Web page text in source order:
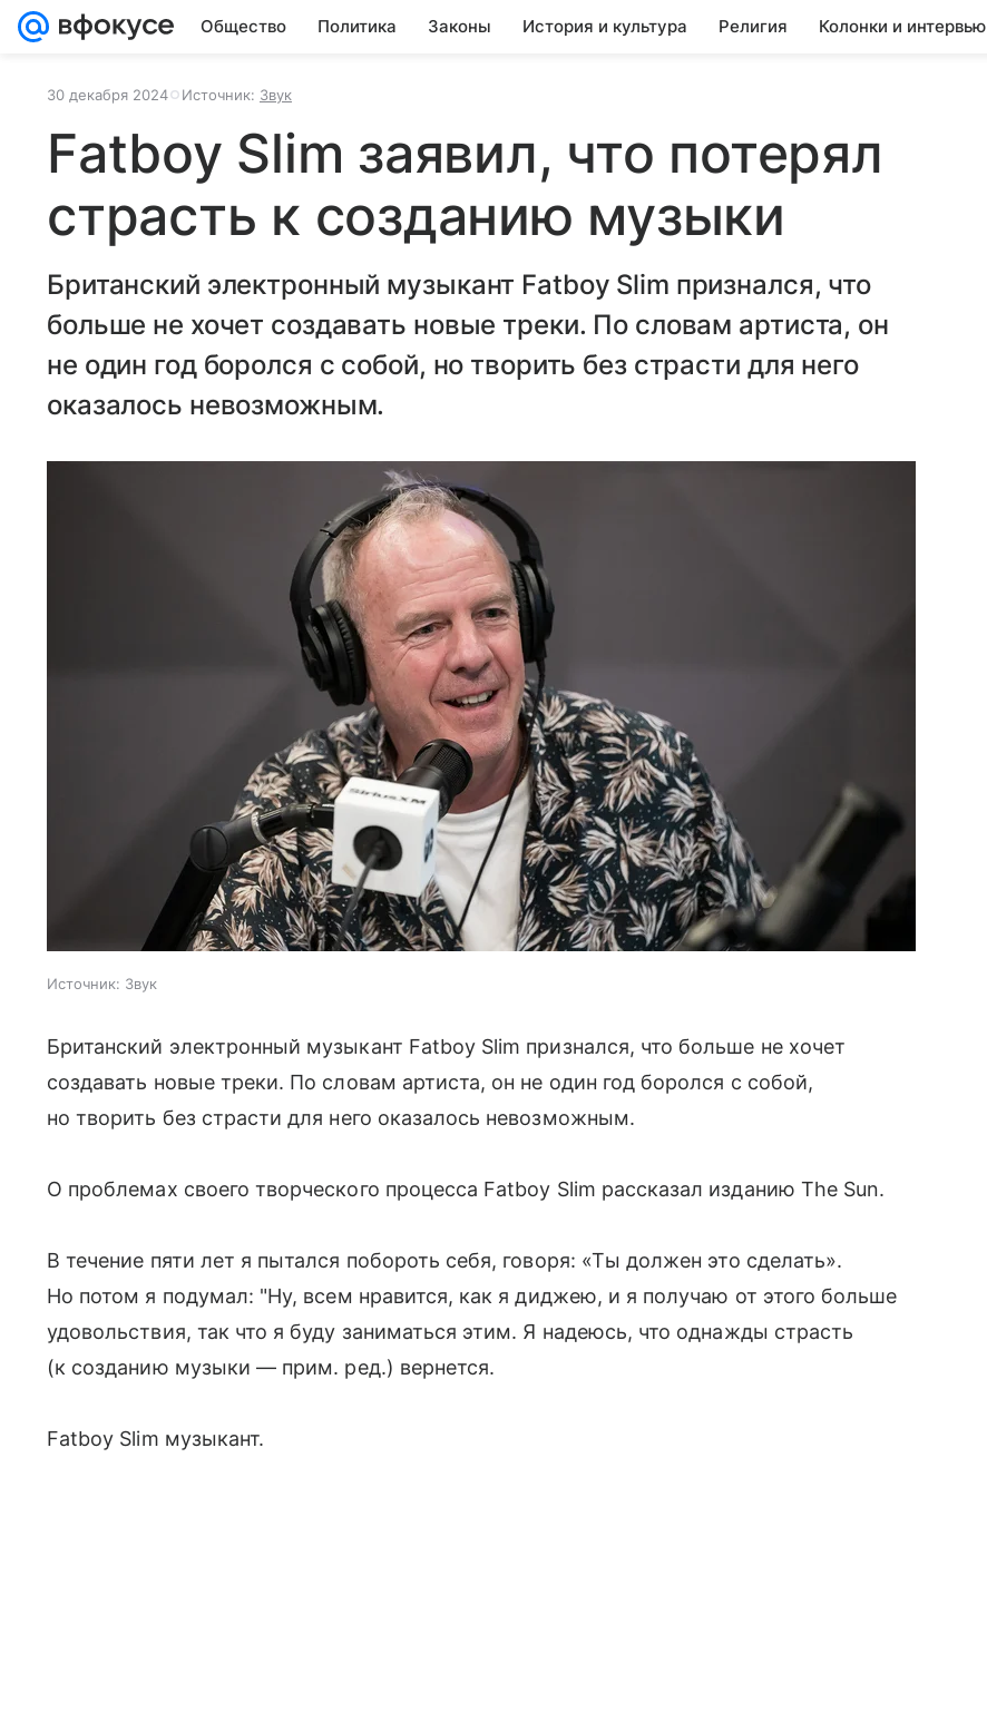
Общество Политика Законы История и культура Религия Колонки и интервью
30 декабря 2024 Источник: Звук
Fatboy Slim заявил, что потерял
страсть к созданию музыки
Британский электронный музыкант Fatboy Slim признался, что
больше не хочет создавать новые треки. По словам артиста, он
не один год боролся с собой, но творить без страсти для него
оказалось невозможным.
Источник: Звук
Британский электронный музыкант Fatboy Slim признался, что больше не хочет
создавать новые треки. По словам артиста, он не один год боролся с собой,
но творить без страсти для него оказалось невозможным.
О проблемах своего творческого процесса Fatboy Slim рассказал изданию The Sun.
В течение пяти лет я пытался побороть себя, говоря: «Ты должен это сделать».
Но потом я подумал: "Ну, всем нравится, как я диджею, и я получаю от этого больше
удовольствия, так что я буду заниматься этим. Я надеюсь, что однажды страсть
(к созданию музыки — прим. ред.) вернется.
Fatboy Slim музыкант.